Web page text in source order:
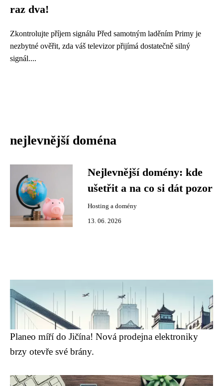
raz dva!
Zkontrolujte příjem signálu Před samotným laděním Primy je
nezbytné ověřit, zda váš televizor přijímá dostatečně silný
signál....
nejlevnější doména
Nejlevnější domény: kde
ušetřit a na co si dát pozor
Hosting a domény
13. 06. 2026
Planeo míří do Jičína! Nová prodejna elektroniky
brzy otevře své brány.